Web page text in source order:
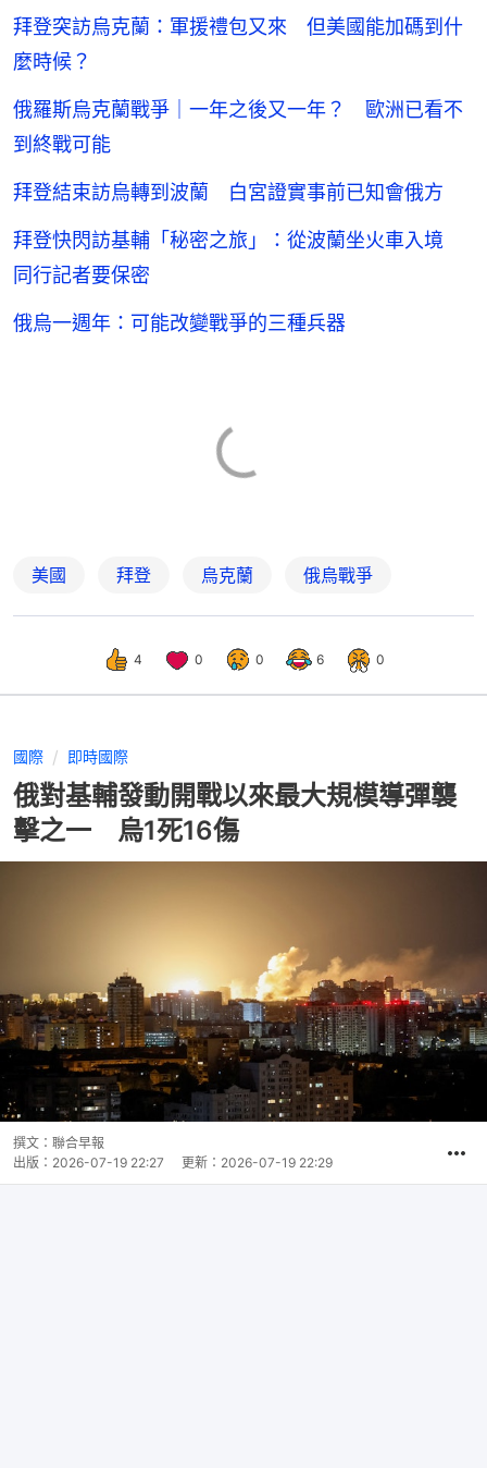
拜登突訪烏克蘭：軍援禮包又來 但美國能加碼到什
麼時候？
俄羅斯烏克蘭戰爭｜一年之後又一年？ 歐洲已看不
到終戰可能
拜登結束訪烏轉到波蘭 白宮證實事前已知會俄方
拜登快閃訪基輔「秘密之旅」：從波蘭坐火車入境
同行記者要保密
俄烏一週年：可能改變戰爭的三種兵器
美國 拜登 烏克蘭 俄烏戰爭
4 0 0 6 0
國際 即時國際
俄對基輔發動開戰以來最大規模導彈襲
擊之一 烏1死16傷
撰文： 聯合早報
出版： 2026-07-19 22:27 更新： 2026-07-19 22:29